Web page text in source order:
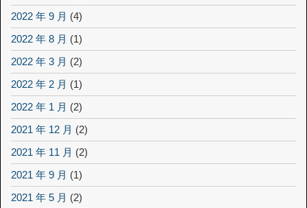
2022 年 9 月 (4)
2022 年 8 月 (1)
2022 年 3 月 (2)
2022 年 2 月 (1)
2022 年 1 月 (2)
2021 年 12 月 (2)
2021 年 11 月 (2)
2021 年 9 月 (1)
2021 年 5 月 (2)